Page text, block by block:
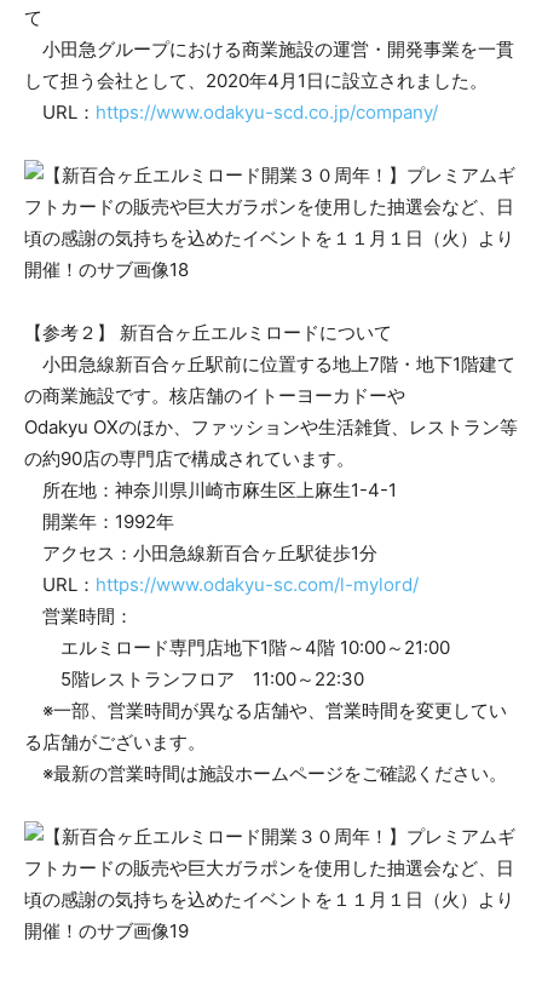
て
小田急グループにおける商業施設の運営・開発事業を一貫
して担う会社として、2020年4月1日に設立されました。
URL： https://www.odakyu-scd.co.jp/company/
【参考２】 新百合ヶ丘エルミロードについて
小田急線新百合ヶ丘駅前に位置する地上7階・地下1階建て
の商業施設です。核店舗のイトーヨーカドーや
Odakyu OXのほか、ファッションや生活雑貨、レストラン等
の約90店の専門店で構成されています。
所在地：神奈川県川崎市麻生区上麻生1-4-1
開業年：1992年
アクセス：小田急線新百合ヶ丘駅徒歩1分
URL： https://www.odakyu-sc.com/l-mylord/
営業時間：
エルミロード専門店地下1階～4階 10:00～21:00
5階レストランフロア 11:00～22:30
※一部、営業時間が異なる店舗や、営業時間を変更してい
る店舗がございます。
※最新の営業時間は施設ホームページをご確認ください。